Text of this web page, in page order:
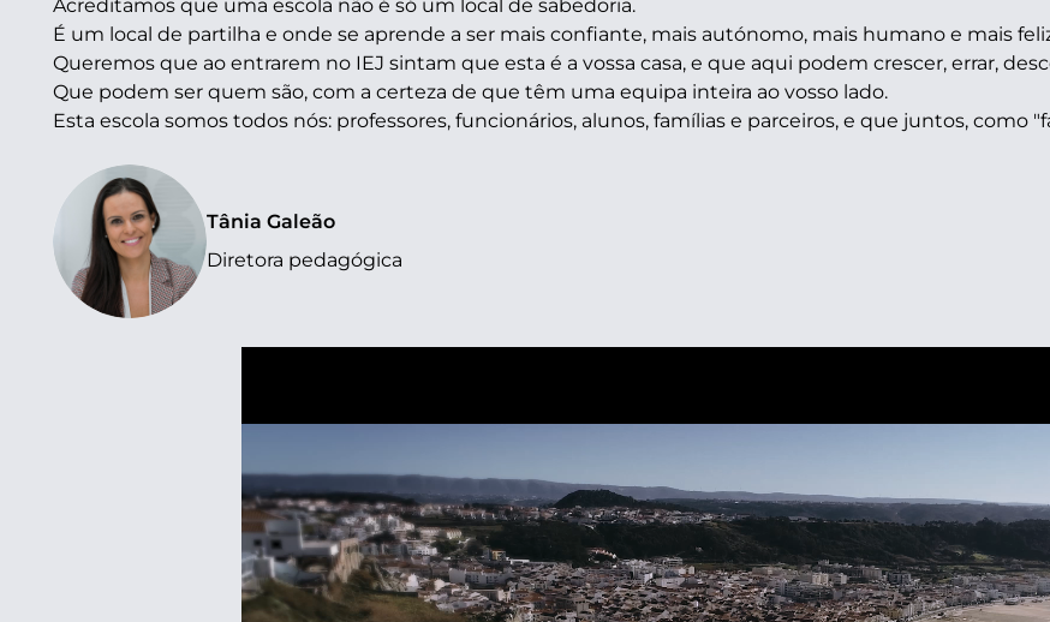
Acreditamos que uma escola não é só um local de sabedoria.
É um local de partilha e onde se aprende a ser mais confiante, mais autónomo, mais humano e mais
Queremos que ao entrarem no IEJ sintam que esta é a vossa casa, e que aqui podem crescer, errar,
Que podem ser quem são, com a certeza de que têm uma equipa inteira ao vosso lado.
Esta escola somos todos nós: professores, funcionários, alunos, famílias e parceiros, e que juntos, como
Tânia Galeão
Diretora pedagógica